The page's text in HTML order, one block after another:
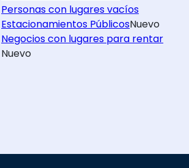
Personas con lugares vacíos
Estacionamientos PúblicosNuevo
Negocios con lugares para rentar
Nuevo